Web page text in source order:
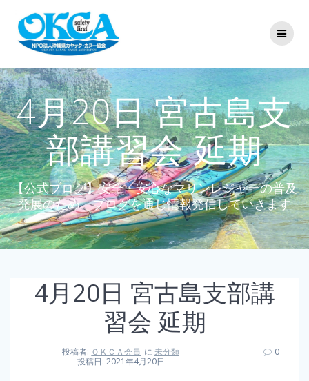
ツ
へ
ス
キ
ッ
プ
4月20日 宮古島支
部講習会 延期
【公式ブログ】安全・安心なマリンレジャーの普及
発展のため、ブログを通じ情報発信していきます
4月20日 宮古島支部講
習会 延期
投稿者: ＯＫＣＡ会員 に 未分類
投稿日: 2021年4月20日
0